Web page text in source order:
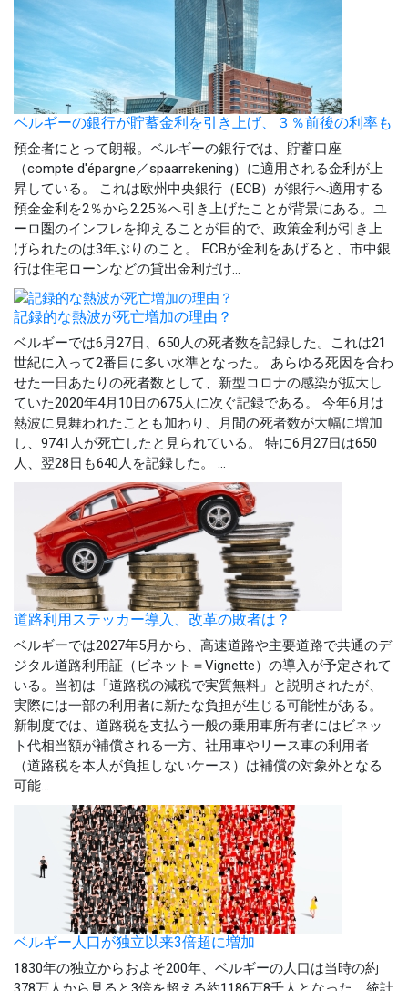
ベルギーの銀行が貯蓄金利を引き上げ、３％前後の利率も
預金者にとって朗報。ベルギーの銀行では、貯蓄口座
（compte d'épargne／spaarrekening）に適用される金利が上
昇している。 これは欧州中央銀行（ECB）が銀行へ適用する
預金金利を2％から2.25％へ引き上げたことが背景にある。ユ
ーロ圏のインフレを抑えることが目的で、政策金利が引き上
げられたのは3年ぶりのこと。 ECBが金利をあげると、市中銀
行は住宅ローンなどの貸出金利だけ...
記録的な熱波が死亡増加の理由？
ベルギーでは6月27日、650人の死者数を記録した。これは21
世紀に入って2番目に多い水準となった。 あらゆる死因を合わ
せた一日あたりの死者数として、新型コロナの感染が拡大し
ていた2020年4月10日の675人に次ぐ記録である。 今年6月は
熱波に見舞われたことも加わり、月間の死者数が大幅に増加
し、9741人が死亡したと見られている。 特に6月27日は650
人、翌28日も640人を記録した。 ...
道路利用ステッカー導入、改革の敗者は？
ベルギーでは2027年5月から、高速道路や主要道路で共通のデ
ジタル道路利用証（ビネット＝Vignette）の導入が予定されて
いる。当初は「道路税の減税で実質無料」と説明されたが、
実際には一部の利用者に新たな負担が生じる可能性がある。
新制度では、道路税を支払う一般の乗用車所有者にはビネッ
ト代相当額が補償される一方、社用車やリース車の利用者
（道路税を本人が負担しないケース）は補償の対象外となる
可能...
ベルギー人口が独立以来3倍超に増加
1830年の独立からおよそ200年、ベルギーの人口は当時の約